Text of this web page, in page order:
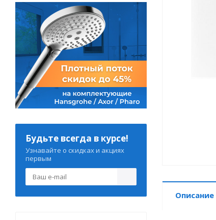
Описание
Будьте всегда в курсе!
Узнавайте о скидках и акциях
первым